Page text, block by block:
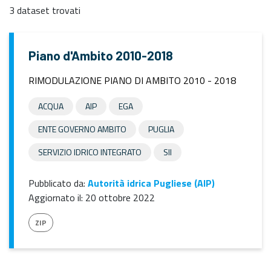
3 dataset trovati
Piano d'Ambito 2010-2018
RIMODULAZIONE PIANO DI AMBITO 2010 - 2018
ACQUA AIP
EGA
ENTE GOVERNO AMBITO
PUGLIA
SERVIZIO IDRICO INTEGRATO
SII
Pubblicato da: Autorità idrica Pugliese (AIP)
Aggiornato il: 20 ottobre 2022
ZIP